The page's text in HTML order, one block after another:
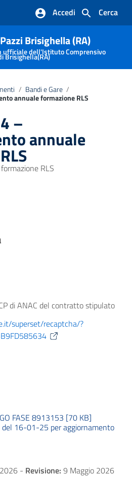
Cerca
Accedi
Brisighella (RA)
ufficiale dell'Istituto Comprensivo
Brisighella(RA)
/ Bandi e Gare /
annuale formazione RLS
–
annuale
RLS
di ANAC del contratto stipulato
superset/recaptcha/?
FASE 8913153 [70 KB]
16-01-25 per aggiornamento
- Revisione: 9 Maggio 2026